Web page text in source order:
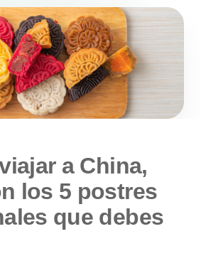
a China,
los 5 postres
que debes